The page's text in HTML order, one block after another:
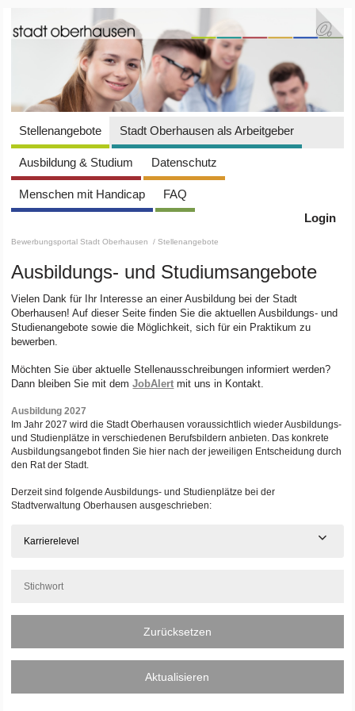
Stellenangebote Stadt Oberhausen als Arbeitgeber
Ausbildung & Studium Datenschutz
Menschen mit Handicap
FAQ
Login
Bewerbungsportal Stadt Oberhausen / Stellenangebote
Ausbildungs- und Studiumsangebote
Vielen Dank für Ihr Interesse an einer Ausbildung bei der Stadt
Oberhausen! Auf dieser Seite finden Sie die aktuellen Ausbildungs- und
Studienangebote sowie die Möglichkeit, sich für ein Praktikum zu
bewerben.
Möchten Sie über aktuelle Stellenausschreibungen informiert werden?
Dann bleiben Sie mit demJobAlert mit uns in Kontakt.
Ausbildung 2027
Im Jahr 2027 wird die Stadt Oberhausen voraussichtlich wieder Ausbildungs-
und Studienplätze in verschiedenen Berufsbildern anbieten. Das konkrete
Ausbildungsangebot finden Sie hier nach der jeweiligen Entscheidung durch
den Rat der Stadt.
Derzeit sind folgende Ausbildungs- und Studienplätze bei der
Stadtverwaltung Oberhausen ausgeschrieben:
Karrierelevel
Zurücksetzen
Aktualisieren